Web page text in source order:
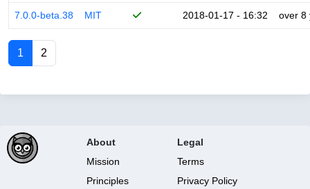
7.0.0-beta.38 MIT 2018-01-17 - 16:32 over 8
1 2
About
Mission
Principles
Legal
Terms
Privacy Policy